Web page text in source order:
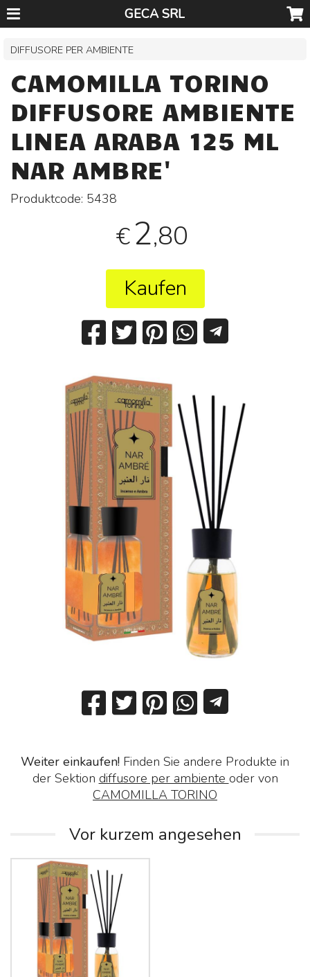
GECA SRL
DIFFUSORE PER AMBIENTE
CAMOMILLA TORINO
DIFFUSORE AMBIENTE
LINEA ARABA 125 ML
NAR AMBRE'
Produktcode: 5438
€2,80
Kaufen
Weiter einkaufen! Finden Sie andere Produkte in
der Sektion diffusore per ambiente oder von
CAMOMILLA TORINO
Vor kurzem angesehen